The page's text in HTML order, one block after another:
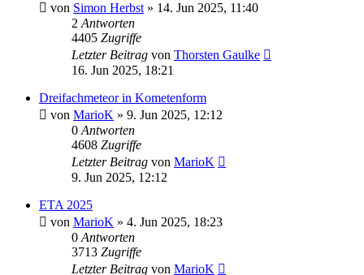
von Simon Herbst » 14. Jun 2025, 11:40
2 Antworten
4405 Zugriffe
Letzter Beitrag von Thorsten Gaulke
16. Jun 2025, 18:21
Dreifachmeteor in Kometenform
von MarioK » 9. Jun 2025, 12:12
0 Antworten
4608 Zugriffe
Letzter Beitrag von MarioK
9. Jun 2025, 12:12
ETA 2025
von MarioK » 4. Jun 2025, 18:23
0 Antworten
3713 Zugriffe
Letzter Beitrag von MarioK